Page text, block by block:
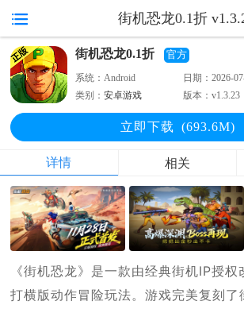
街机恐龙0.1折
街机恐龙0.1折 官方
系统：Android 日期：2026-
类别：安卓游戏 版本：v1.3.23
立即下载 (693.6M)
详情 相关
《街机恐龙》是一款由经典街机IP授
打横版动作冒险玩法。游戏完美复刻了